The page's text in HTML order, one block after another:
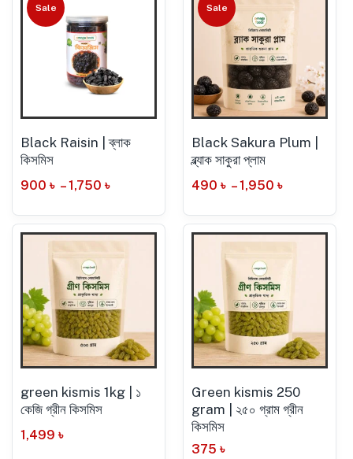
Sale
Black Raisin | ব্লাক
কিসমিস
900 ৳ – 1,750 ৳
Sale
Black Sakura Plum |
ব্ল্যাক সাকুরা প্লাম
490 ৳ – 1,950 ৳
green kismis 1kg | ১
কেজি গ্রীন কিসমিস
1,499 ৳
Green kismis 250
gram | ২৫০ গ্রাম গ্রীন
কিসমিস
375 ৳